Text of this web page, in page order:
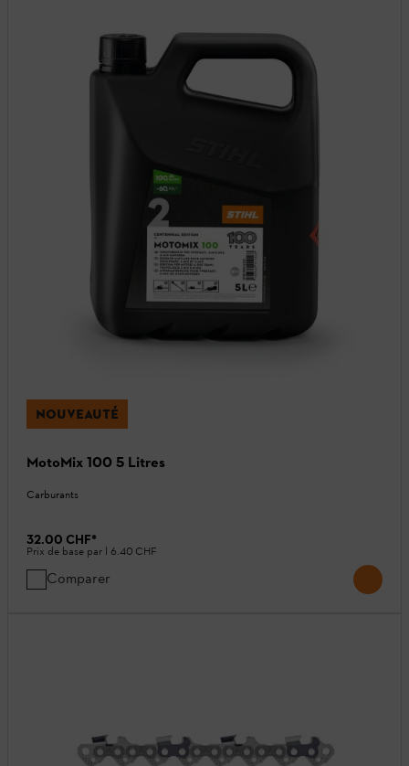
NOUVEAUTÉ
MotoMix 100 5 Litres
Carburants
32.00 CHF*
Prix de base par l 6.40 CHF
Comparer